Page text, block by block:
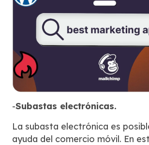
-Subastas electrónicas.
La subasta electrónica es
ayuda del comercio móvil. En